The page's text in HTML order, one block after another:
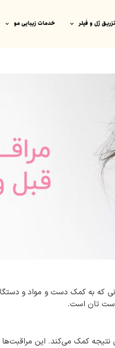
تزریق ژل و فیلر خدمات زیبایی مو
که به کمک دست و مواد و
تان است.
نتیجه کمک می‌کند. این